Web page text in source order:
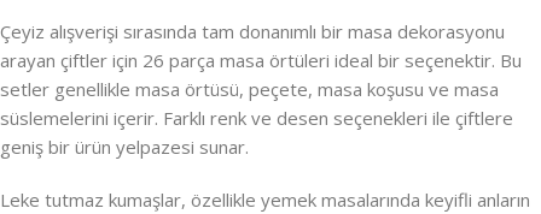
Çeyiz alışverişi sırasında tam donanımlı bir masa dekorasyonu
arayan çiftler için 26 parça masa örtüleri ideal bir seçenektir. Bu
setler genellikle masa örtüsü, peçete, masa koşusu ve masa
süslemelerini içerir. Farklı renk ve desen seçenekleri ile çiftlere
geniş bir ürün yelpazesi sunar.
Leke tutmaz kumaşlar, özellikle yemek masalarında keyifli anların